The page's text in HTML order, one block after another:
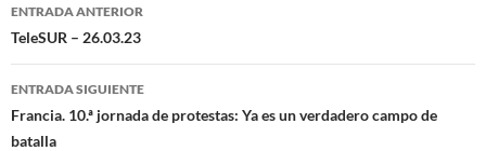
Navegación
de
entradas
ENTRADA ANTERIOR
TeleSUR – 26.03.23
ENTRADA SIGUIENTE
Francia. 10.ª jornada de protestas: Ya es un verdadero campo de
batalla